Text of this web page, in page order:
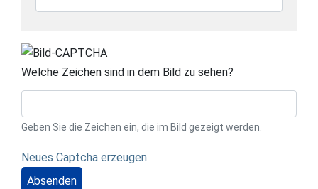
Welche Zeichen sind in dem Bild zu sehen?
Geben Sie die Zeichen ein, die im Bild gezeigt werden.
Neues Captcha erzeugen
Absenden